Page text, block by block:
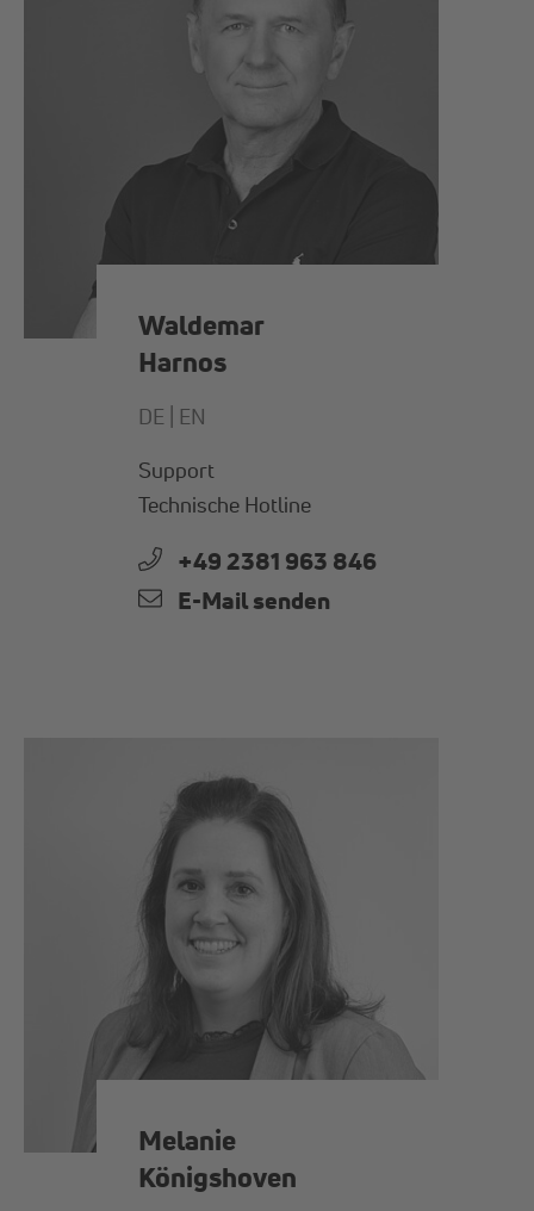
Waldemar
Harnos
DE | EN
Support
Technische Hotline
+49 2381 963 846
E-Mail senden
Melanie
Königshoven